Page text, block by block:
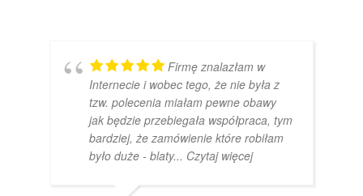
Firmę znalazłam w
Internecie i wobec tego, że nie była z
tzw. polecenia miałam pewne obawy
jak będzie przebiegała współpraca, tym
bardziej, że zamówienie które robiłam
było duże - blaty... Czytaj więcej